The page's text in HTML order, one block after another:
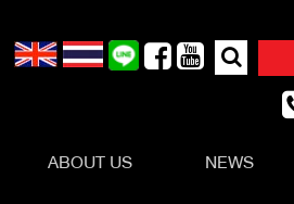
Search
for:
ABOUT US NEWS